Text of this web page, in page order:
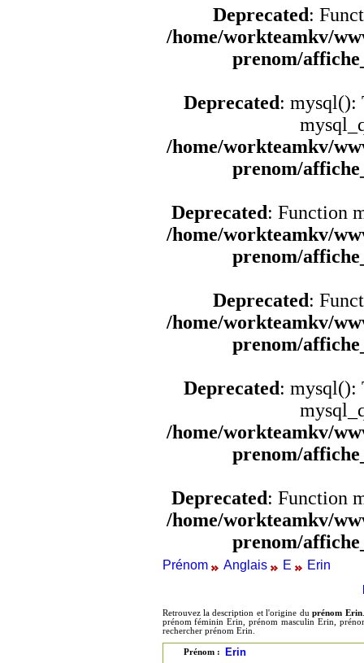
Deprecated:
/home/workteamkv/
prenom/
Deprecated: mysql():
/home/workteamkv/
prenom/
Deprecated: Function
/home/workteamkv/
prenom/
Deprecated:
/home/workteamkv/
prenom/
Deprecated: mysql():
/home/workteamkv/
prenom/
Deprecated: Function
/home/workteamkv/
prenom/
Prénom Anglais E Erin
Retrouvez la description et l'origine duprénom Erin
prénom féminin Erin, prénom masculin Erin,
rechercher prénom Erin.
Prénom : Erin